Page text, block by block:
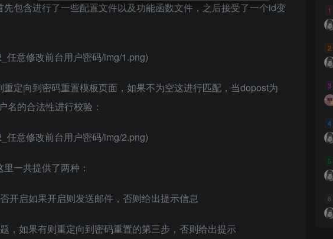
包含进行了一些配置文件以及功能函数文件，之后接受了一个id变
任意修改前台用户密码/img/1.png)
定向到密码重置模板页面，如果不为空这进行匹配，当dopost为
名的合法性进行校验：
任意修改前台用户密码/img/2.png)
一共提供了两种：
开启如果开启则发送邮件，否则给出提示信息
，如果有则重定向到密码重置的第三步，否则给出提示
1
2
3
4
5
6